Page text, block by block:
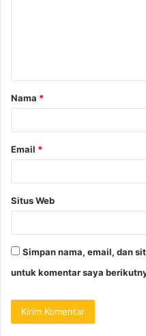
Nama *
Email *
Situs Web
Simpan nama, email, dan
untuk komentar saya